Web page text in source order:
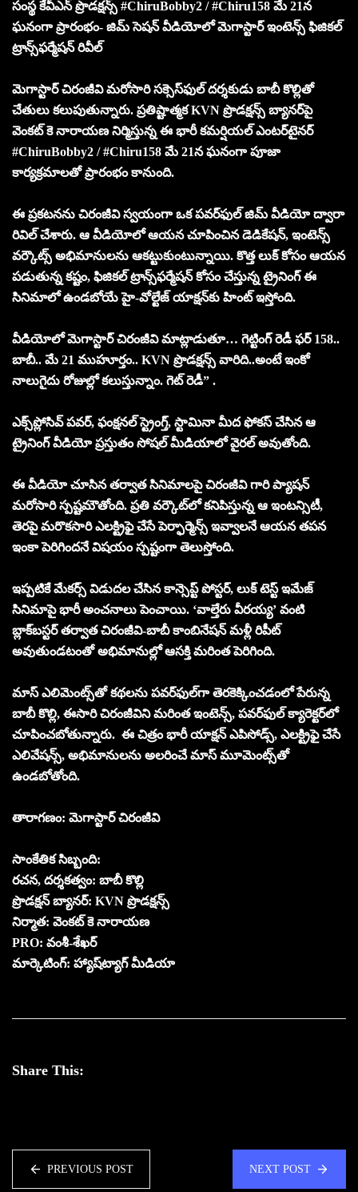
సంస్థ కేవీఎన్ ప్రొడక్షన్స్ #ChiruBobby2 / #Chiru158 మే 21న
ఘనంగా ప్రారంభం- జిమ్ సెషన్ వీడియోలో మెగాస్టార్ ఇంటెన్స్ ఫిజికల్
ట్రాన్స్‌ఫర్మేషన్ రివీల్
మెగాస్టార్ చిరంజీవి మరోసారి సక్సెస్‌ఫుల్ దర్శకుడు బాబీ కొల్లి‌తో
చేతులు కలుపుతున్నారు. ప్రతిష్టాత్మక KVN ప్రొడక్షన్స్ బ్యానర్‌పై
వెంకట్ కె నారాయణ నిర్మిస్తున్న ఈ భారీ కమర్షియల్ ఎంటర్‌టైనర్
#ChiruBobby2 / #Chiru158 మే 21న ఘనంగా పూజా
కార్యక్రమాలతో ప్రారంభం కానుంది.
ఈ ప్రకటనను చిరంజీవి స్వయంగా ఒక పవర్‌ఫుల్ జిమ్ వీడియో ద్వారా
రివిల్ చేశారు. ఆ వీడియోలో ఆయన చూపించిన డెడికేషన్, ఇంటెన్స్
వర్కౌట్స్ అభిమానులను ఆకట్టుకుంటున్నాయి. కొత్త లుక్ కోసం ఆయన
పడుతున్న కష్టం, ఫిజికల్ ట్రాన్స్‌ఫర్మేషన్ కోసం చేస్తున్న ట్రైనింగ్ ఈ
సినిమాలో ఉండబోయే హై-వోల్టేజ్ యాక్షన్‌కు హింట్ ఇస్తోంది.
వీడియోలో మెగాస్టార్ చిరంజీవి మాట్లాడుతూ… గెట్టింగ్ రెడీ ఫర్ 158..
బాబీ.. మే 21 ముహూర్తం.. KVN ప్రొడక్షన్స్ వారిది..అంటే ఇంకో
నాలుగైదు రోజుల్లో కలుస్తున్నాం. గెట్ రెడీ” .
ఎక్స్‌ప్లోసివ్ పవర్, ఫంక్షనల్ స్ట్రెంగ్త్, స్టామినా మీద ఫోకస్ చేసిన ఆ
ట్రైనింగ్ వీడియో ప్రస్తుతం సోషల్ మీడియాలో వైరల్ అవుతోంది.
ఈ వీడియో చూసిన తర్వాత సినిమాలపై చిరంజీవి గారి ప్యాషన్
మరోసారి స్పష్టమౌతోంది. ప్రతి వర్కౌట్‌లో కనిపిస్తున్న ఆ ఇంటన్సిటీ,
తెరపై మరొకసారి ఎలక్ట్రిఫై చేసే పెర్ఫార్మెన్స్ ఇవ్వాలనే ఆయన తపన
ఇంకా పెరిగిందనే విషయం స్పష్టంగా తెలుస్తోంది.
ఇప్పటికే మేకర్స్ విడుదల చేసిన కాన్సెప్ట్ పోస్టర్, లుక్ టెస్ట్ ఇమేజ్
సినిమాపై భారీ అంచనాలు పెంచాయి. ‘వాల్తేరు వీరయ్య’ వంటి
బ్లాక్‌బస్టర్ తర్వాత చిరంజీవి-బాబీ కాంబినేషన్ మళ్లీ రిపీట్
అవుతుండటంతో అభిమానుల్లో ఆసక్తి మరింత పెరిగింది.
మాస్ ఎలిమెంట్స్‌తో కథలను పవర్‌ఫుల్‌గా తెరకెక్కించడంలో పేరున్న
బాబీ కొల్లి, ఈసారి చిరంజీవిని మరింత ఇంటెన్స్, పవర్‌ఫుల్ క్యారెక్టర్‌లో
చూపించబోతున్నారు. ఈ చిత్రం భారీ యాక్షన్ ఎపిసోడ్స్, ఎలక్ట్రిఫై చేసే
ఎలివేషన్స్, అభిమానులను అలరించే మాస్ మూమెంట్స్‌తో
ఉండబోతోంది.
తారాగణం: మెగాస్టార్ చిరంజీవి
సాంకేతిక సిబ్బంది:
రచన, దర్శకత్వం: బాబీ కొల్లి
ప్రొడక్షన్ బ్యానర్: KVN ప్రొడక్షన్స్
నిర్మాత: వెంకట్ కె నారాయణ
PRO: వంశీ-శేఖర్
మార్కెటింగ్: హ్యాష్‌ట్యాగ్ మీడియా
Share This:
PREVIOUS POST NEXT POST